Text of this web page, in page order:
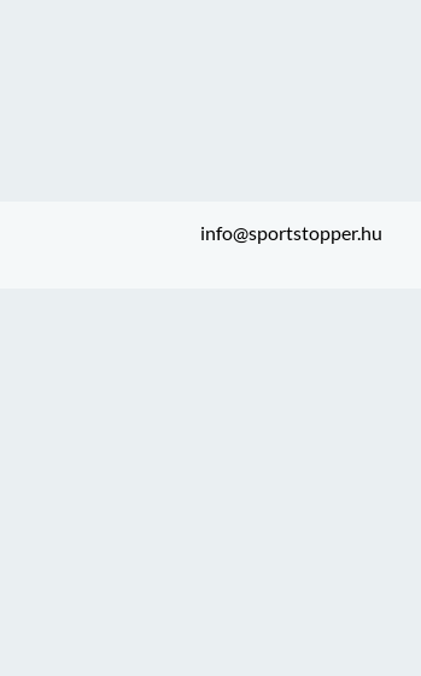
info@sportstopper.hu